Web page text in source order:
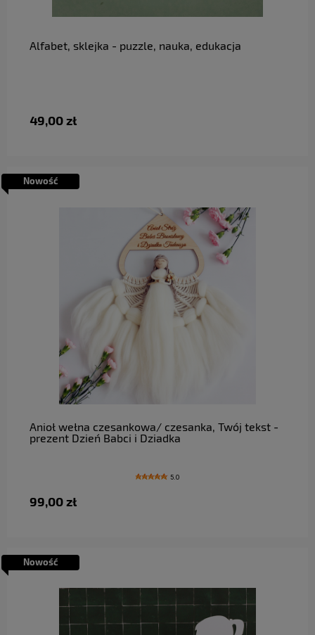
Alfabet, sklejka - puzzle, nauka, edukacja
49,00 zł
Anioł wełna czesankowa/ czesanka, Twój tekst -
prezent Dzień Babci i Dziadka
5.0
99,00 zł
Nowość
Nowość